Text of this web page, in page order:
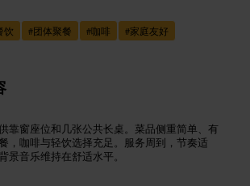
饮 #团体聚餐 #咖啡 #家庭友好
靠窗座位和几张公共长桌。菜品侧重简单、有
，咖啡与轻饮选择充足。服务周到，节奏适
景音乐维持在舒适水平。